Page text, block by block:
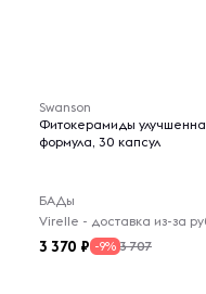
Swanson
Фитокерамиды
формула, 30 капсул
БАДы
3 370 -9% 3 707